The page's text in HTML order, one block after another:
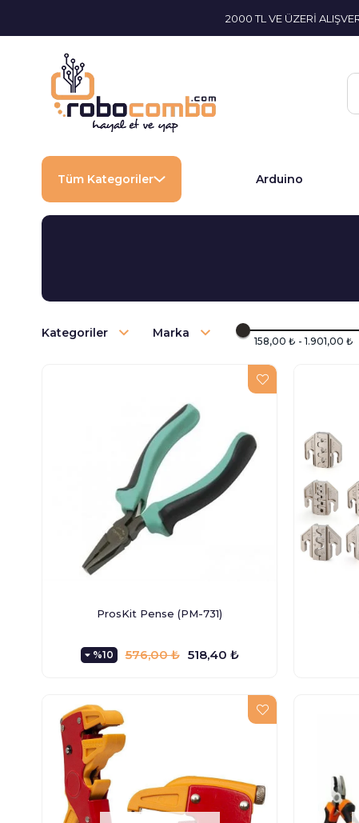
2000 TL VE ÜZERİ
Tüm Kategoriler Arduino
Kategoriler Marka
158,00 ₺ - 1.901,00 ₺
ProsKit Pense (PM-731)
%10 518,40 ₺
576,00 ₺